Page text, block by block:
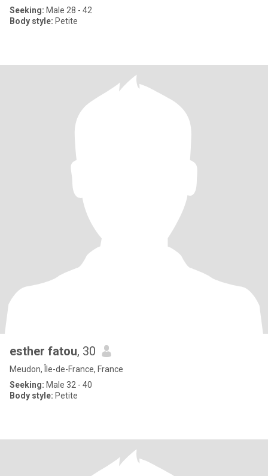
Seeking: Male 28 - 42
Body style: Petite
esther fatou, 30
Meudon, Île-de-France, France
Seeking: Male 32 - 40
Body style: Petite